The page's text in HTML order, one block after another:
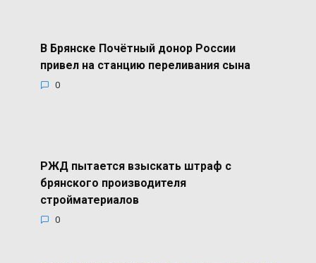
В Брянске Почётный донор России
привел на станцию переливания сына
0
РЖД пытается взыскать штраф с
брянского производителя
стройматериалов
0